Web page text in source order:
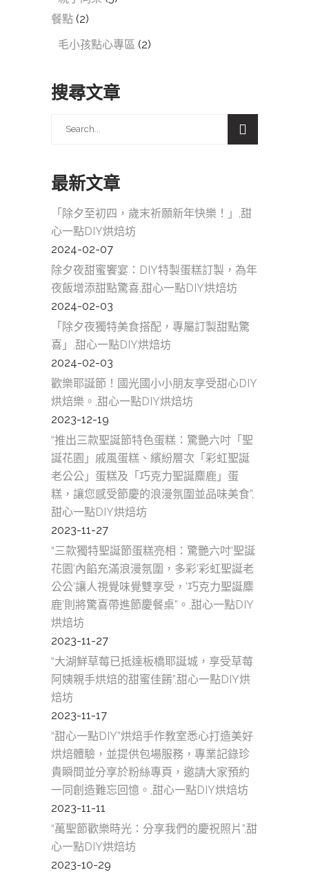
餐點 (2)
毛小孩點心專區 (2)
搜尋文章
最新文章
「除夕至初四，歲末祈願新年快樂！」,甜
心一點DIY烘焙坊
2024-02-07
除夕夜甜蜜饗宴：DIY特製蛋糕訂製，為年
夜飯增添甜點驚喜,甜心一點DIY烘焙坊
2024-02-03
「除夕夜獨特美食搭配，專屬訂製甜點驚
喜」,甜心一點DIY烘焙坊
2024-02-03
歡樂耶誕節！國光國小小朋友享受甜心DIY
烘焙樂。,甜心一點DIY烘焙坊
2023-12-19
“推出三款聖誕節特色蛋糕：驚艷六吋「聖
誕花園」戚風蛋糕、繽紛層次「彩虹聖誕
老公公」蛋糕及「巧克力聖誕麋鹿」蛋
糕，讓您感受節慶的浪漫氛圍並品味美食”,
甜心一點DIY烘焙坊
2023-11-27
“三款獨特聖誕節蛋糕亮相：驚艷六吋’聖誕
花園’內餡充滿浪漫氛圍，多彩’彩虹聖誕老
公公’讓人視覺味覺雙享受，’巧克力聖誕麋
鹿’則將驚喜帶進節慶餐桌”。,甜心一點DIY
烘焙坊
2023-11-27
“大湖鮮草莓已抵達板橋耶誕城，享受草莓
阿姨親手烘焙的甜蜜佳餚”,甜心一點DIY烘
焙坊
2023-11-17
“甜心一點DIY”烘焙手作教室悉心打造美好
烘焙體驗，並提供包場服務，專業記錄珍
貴瞬間並分享於粉絲專頁，邀請大家預約
一同創造難忘回憶。,甜心一點DIY烘焙坊
2023-11-11
“萬聖節歡樂時光：分享我們的慶祝照片”,甜
心一點DIY烘焙坊
2023-10-29